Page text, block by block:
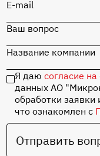
MIK32 Амур с
комплектующих
Перейти в
E-mail
Ваш вопрос
Название компании
Я даюсогласие
данных АО
обработки
что ознакомлен с
Отправить